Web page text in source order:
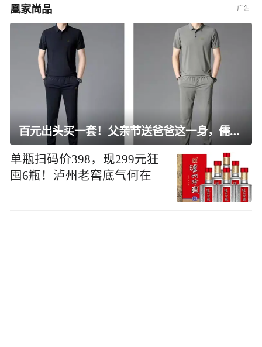
凰家尚品
百元出头买一套！父亲节送爸爸这一身，儒雅有型还凉爽
单瓶扫码价398，现299元狂
囤6瓶！泸州老窖底气何在